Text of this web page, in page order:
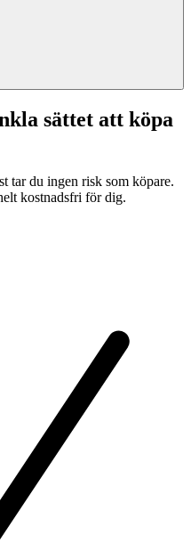
sättet att köpa
tar du ingen risk som köpare.
kostnadsfri för dig.